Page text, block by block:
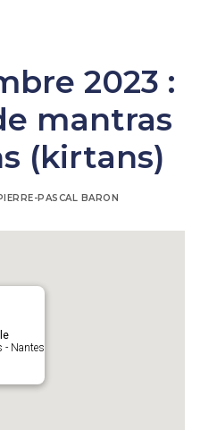
2023 :
mantras
(kirtans)
PASCAL BARON
- Nantes